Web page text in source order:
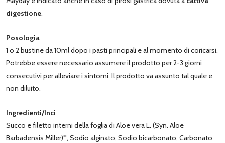
digestione.
Posologia
1 o 2 bustine da 10ml dopo i pasti principali e al momento di coricarsi.
Potrebbe essere necessario assumere il prodotto per 2-3 giorni
consecutivi per alleviare i sintomi. Il prodotto va assunto tal quale e
non diluito.
Ingredienti/Inci
Succo e filetto interni della foglia di Aloe vera L. (Syn. Aloe
Barbadensis Miller)*, Sodio alginato, Sodio bicarbonato, Carbonato